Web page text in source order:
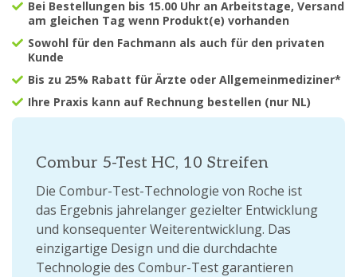
Bei Bestellungen bis 15.00 Uhr an Arbeitstage, Versand
am gleichen Tag wenn Produkt(e) vorhanden
Sowohl für den Fachmann als auch für den privaten
Kunde
Bis zu 25% Rabatt für Ärzte oder Allgemeinmediziner*
Ihre Praxis kann auf Rechnung bestellen (nur NL)
Combur 5-Test HC, 10 Streifen
Die Combur-Test-Technologie von Roche ist
das Ergebnis jahrelanger gezielter Entwicklung
und konsequenter Weiterentwicklung. Das
einzigartige Design und die durchdachte
Technologie des Combur-Test garantieren